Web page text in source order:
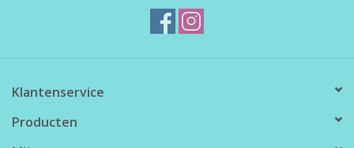
Klantenservice
Producten